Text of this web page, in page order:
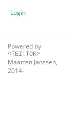
Login
Powered by
<TEI:TOK>
Maarten Janssen,
2014-